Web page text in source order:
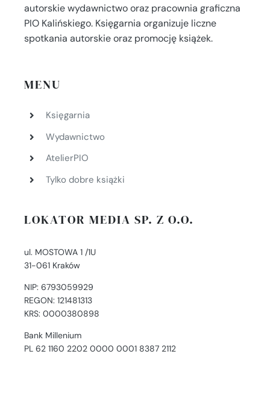
autorskie wydawnictwo oraz pracownia graficzna
PIO Kalińskiego. Księgarnia organizuje liczne
spotkania autorskie oraz promocję książek.
MENU
Księgarnia
Wydawnictwo
AtelierPIO
Tylko dobre książki
LOKATOR MEDIA SP. Z O.O.
ul. MOSTOWA 1 /1U
31-061 Kraków
NIP: 6793059929
REGON: 121481313
KRS: 0000380898
Bank Millenium
PL 62 1160 2202 0000 0001 8387 2112